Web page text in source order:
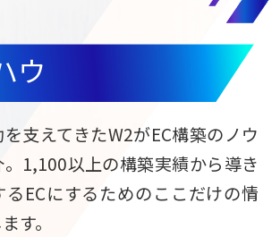
ECサイト構築
サブスク/定期通販
ECサイト構築
導入事例
USEFUL
お役立ち情報
NEWS
ニュース
ウ
支えてきたW2がEC構築のノウ
1,100以上の構築実績から導き
るECにするためのここだけの情
す。